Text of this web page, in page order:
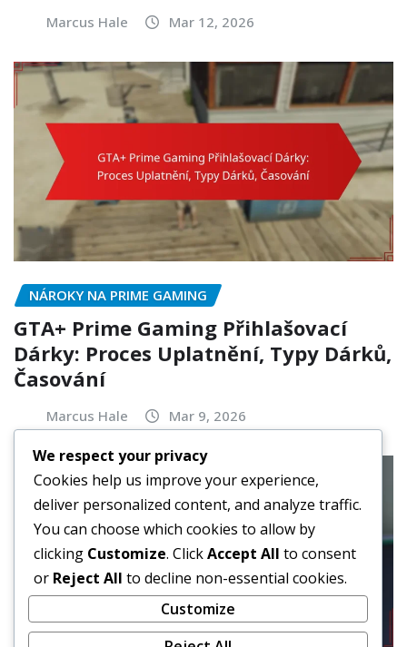
Marcus Hale Mar 12, 2026
NÁROKY NA PRIME GAMING
GTA+ Prime Gaming Přihlašovací
Dárky: Proces Uplatnění, Typy Dárků,
Časování
Marcus Hale Mar 9, 2026
We respect your privacy
Cookies help us improve your experience,
deliver personalized content, and analyze traffic.
You can choose which cookies to allow by
clicking Customize. ClickAccept All to consent
or Reject All to decline non-essential cookies.
Customize